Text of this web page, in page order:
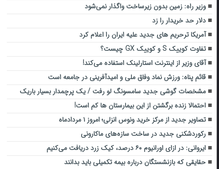
وزیر راه: زمین بدون زیرساخت واگذار نمی‌شود
دلار حد خریدار را زد
آمریکا ترحریم های جدید علیه ایران را اعلام کرد
تفاوت کوییک S و کوییک GX چیست؟
آقای وزیر از اینترنت استارلینک استفاده می‌کند!
قائم پناه: ورزش نماد وفاق ملی و امیدآفرینی در جامعه است
مشخصات گوشی جدید سامسونگ لو رفت / یک پرچمدار بسیار باریک
احتمالا زنده برگشتن از این بیمارستان ها کم است!
تصاویر جدید از مرکز خرید ونوس انزلی؛ امروز ۱ مردادماه
رکوردشکنی جدید در ساخت سازه‌های ماکارونی
ایروانی: در ازای اورانیوم ۶۰ درصد، کیک زرد دریافت می‌کنیم
حقایقی که بازنشستگان درباره بیمه تکمیلی باید بدانند